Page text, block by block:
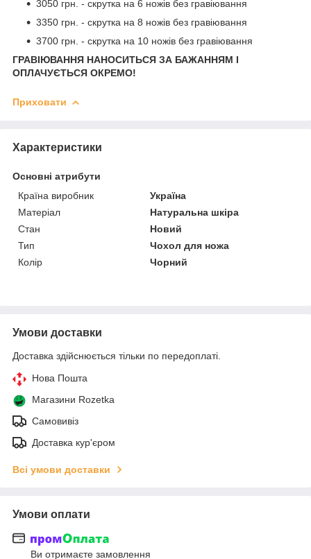
3050 грн. - скрутка на 6 ножів без гравіювання
3350 грн. - скрутка на 8 ножів без гравіювання
3700 грн. - скрутка на 10 ножів без гравіювання
ГРАВІЮВАННЯ НАНОСИТЬСЯ ЗА БАЖАННЯМ І
ОПЛАЧУЄТЬСЯ ОКРЕМО!
Приховати
Характеристики
Основні атрибути
Країна виробник
Україна
Матеріал
Натуральна шкіра
Стан
Новий
Тип
Чохол для ножа
Колір
Чорний
Умови доставки
Доставка здійснюється тільки по передоплаті.
Нова Пошта
Магазини Rozetka
Самовивіз
Доставка кур'єром
Всі умови доставки
Умови оплати
Ви отримаєте замовлення